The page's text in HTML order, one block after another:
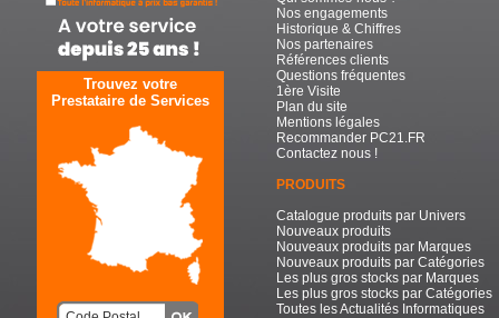
Trouvez votre
Prestataire de Services
Nos engagements
Historique & Chiffres
Nos partenaires
Références clients
Questions fréquentes
1ère Visite
Plan du site
Mentions légales
Recommander PC21.FR
Contactez nous !
PRODUITS
Catalogue produits par Univers
Nouveaux produits
Nouveaux produits par Marques
Nouveaux produits par Catégories
Les plus gros stocks par Marques
Les plus gros stocks par Catégories
Toutes les Actualités Informatiques